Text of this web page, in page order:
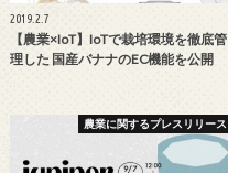
2019.2.7
【農業×IoT】IoTで栽培環境を徹底管
理した 国産バナナのEC機能を公開
農業に関するプレスリリース